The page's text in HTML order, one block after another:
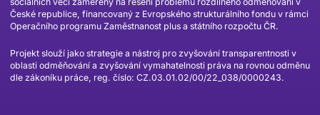
České republice, financovaný z Evropského strukturálního fondu v rámci
Operačního programu Zaměstnanost plus a státního rozpočtu ČR.
Projekt slouží jako strategie a nástroj pro zvyšování transparentnosti v
oblasti odměňování a zvyšování vymahatelnosti práva na rovnou odměnu
dle zákoníku práce, reg. číslo: CZ.03.01.02/00/22_038/0000243.